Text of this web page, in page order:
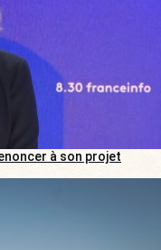
à son projet